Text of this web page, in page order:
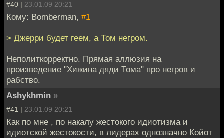
#40 | 23.01.09 20:21
Кому: Bomberman, #1
> Джерри будет геем, а Том негром.
Неполиткорректно. Прямая аллюзия на
произведение "Хижина дяди Тома" про негров и
рабство.
Ashykhmin »
#41 | 23.01.09 20:21
Как по мне , по накалу жестокого идиотизма и
идиотской жестокости, в лидерах однозначно Койот